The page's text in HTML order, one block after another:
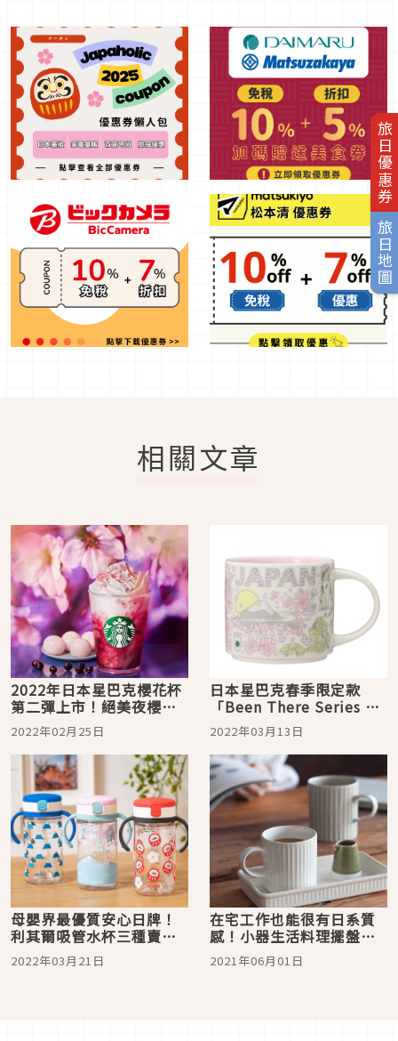
旅日優惠券
旅日地圖
相關文章
2022年日本星巴克櫻花杯
第二彈上市！絕美夜櫻系
列飲品好想喝
2022年02月25日
日本星巴克春季限定款
「Been There Series 」
繽紛上市 滿滿日本之春的
杯子太過可愛！
2022年03月13日
母嬰界最優質安心日牌！
利其爾吸管水杯三種賣萌
花色可愛登場
2022年03月21日
在宅工作也能很有日系質
感！小器生活料理擺盤好
物推薦
2021年06月01日